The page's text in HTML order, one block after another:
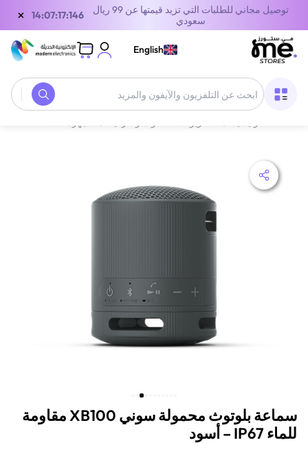
توصيل مجاني للطلبات التي تزيد قيمتها عن 99 ريال
سعودي
13:07:17:146
×
English
سماعة بلوتوث محمولة سوني XB100 مقاومة
للماء IP67 – أسود